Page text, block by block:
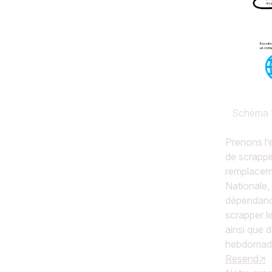
Schéma
Prenons
de
scrapper
ainsi que
Resend